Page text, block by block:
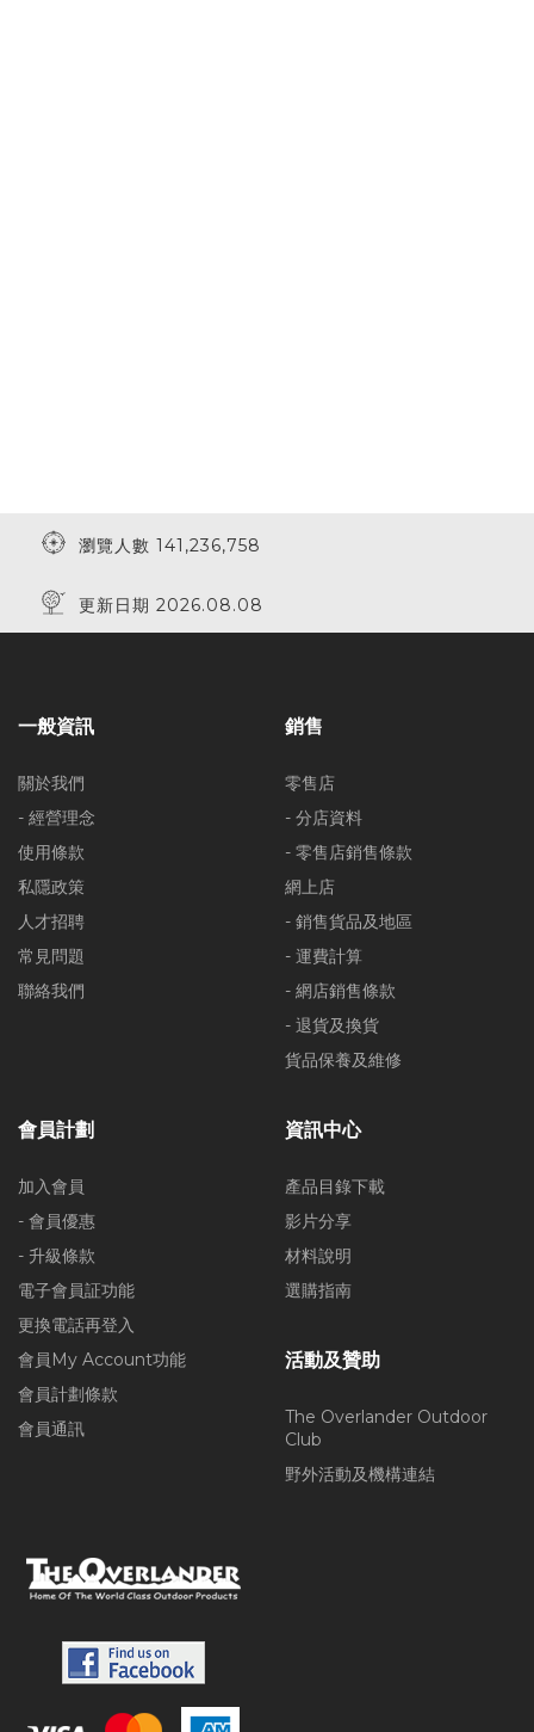
瀏覽人數 141,236,758
更新日期 2026.08.08
一般資訊
關於我們
- 經營理念
使用條款
私隱政策
人才招聘
常見問題
聯絡我們
銷售
零售店
- 分店資料
- 零售店銷售條款
網上店
- 銷售貨品及地區
- 運費計算
- 網店銷售條款
- 退貨及換貨
貨品保養及維修
會員計劃
加入會員
- 會員優惠
- 升級條款
電子會員証功能
更換電話再登入
會員My Account功能
會員計劃條款
會員通訊
資訊中心
產品目錄下載
影片分享
材料說明
選購指南
活動及贊助
The Overlander Outdoor
Club
野外活動及機構連結